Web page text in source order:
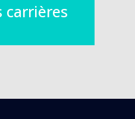
carrières